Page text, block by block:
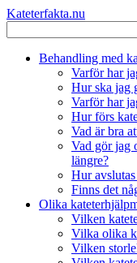
Kateterfakta.nu
Behandling med
Varför har
Hur ska jag
Varför har
Hur förs
Vad är bra
Vad gör jag
längre?
Hur
Finns det
Olika
Vilken
Vilka olika
Vilken